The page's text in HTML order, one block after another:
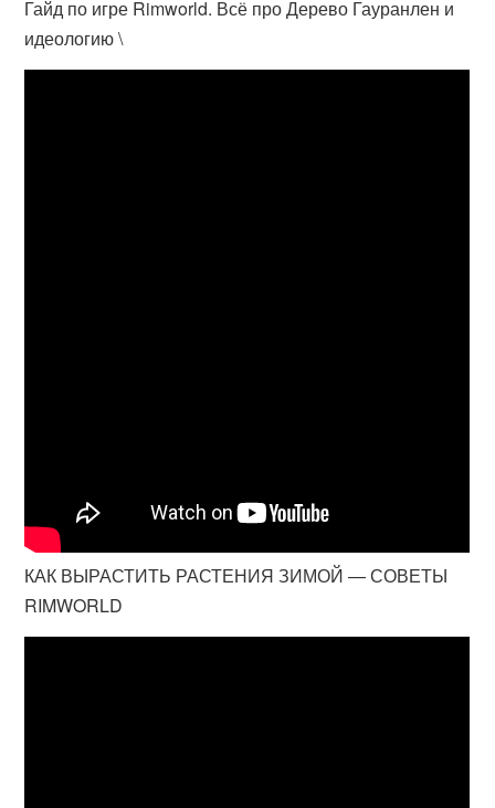
Гайд по игре Rimworld. Всё про Дерево Гауранлен и
идеологию \
КАК ВЫРАСТИТЬ РАСТЕНИЯ ЗИМОЙ — СОВЕТЫ
RIMWORLD